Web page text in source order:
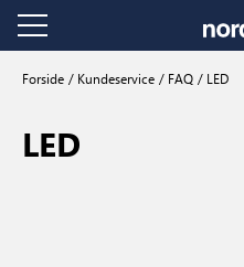
Forside Kundeservice FAQ LED
LED